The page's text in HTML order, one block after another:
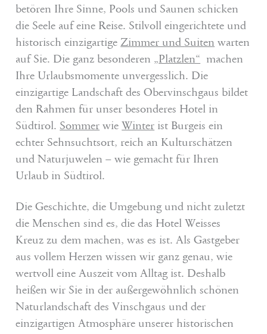
betören Ihre Sinne, Pools und Saunen schicken
die Seele auf eine Reise. Stilvoll eingerichtete und
historisch einzigartigeZimmer und Suiten warten
auf Sie. Die ganz besonderen „Platzlen“ machen
Ihre Urlaubsmomente unvergesslich. Die
einzigartige Landschaft des Obervinschgaus bildet
den Rahmen für unser besonderes Hotel in
Südtirol. Sommer wieWinter ist Burgeis ein
echter Sehnsuchtsort, reich an Kulturschätzen
und Naturjuwelen – wie gemacht für Ihren
Urlaub in Südtirol.
Die Geschichte, die Umgebung und nicht zuletzt
die Menschen sind es, die das Hotel Weisses
Kreuz zu dem machen, was es ist. Als Gastgeber
aus vollem Herzen wissen wir ganz genau, wie
wertvoll eine Auszeit vom Alltag ist. Deshalb
heißen wir Sie in der außergewöhnlich schönen
Naturlandschaft des Vinschgaus und der
einzigartigen Atmosphäre unserer historischen